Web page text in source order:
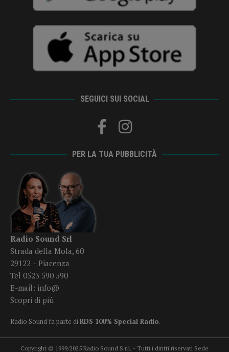
SEGUICI SUI SOCIAL
PER LA TUA PUBBLICITÀ
Radio Sound Srl
Strada della Mola, 60
29122 – Piacenza
Tel 0523 590 590
E-mail: info@
Scopri di più
Radio Sound fa parte diRDS 100% Special Radio.
Copyright © 1999/2025 Radio Sound S.r.l. - Tutti i diritti riservati Sede